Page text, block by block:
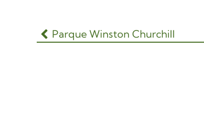
Parque Winston Churchill